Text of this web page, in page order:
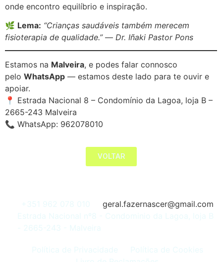
onde encontro equilíbrio e inspiração.
🌿 Lema: “Crianças saudáveis também merecem
fisioterapia de qualidade.”— Dr. Iñaki Pastor Pons
Estamos na Malveira, e podes falar connosco
pelo WhatsApp — estamos deste lado para te ouvir e
apoiar.
📍 Estrada Nacional 8 – Condomínio da Lagoa, loja B –
2665-243 Malveira
📞 WhatsApp: 962078010
VOLTAR
geral.fazernascer@gmail.com